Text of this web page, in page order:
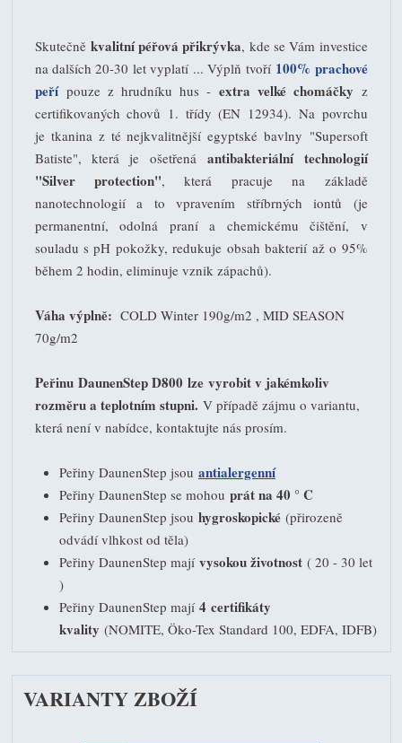
Skutečně kvalitní péřová přikrývka, kde se Vám investice
na dalších 20-30 let vyplatí ... Výplň tvoří 100% prachové
peřípouze z hrudníku hus - extra velké chomáčky z
certifikovaných chovů 1. třídy (EN 12934). Na povrchu
je tkanina z té nejkvalitnější egyptské bavlny "Supersoft
Batiste", která je ošetřenáantibakteriální technologií
"Silver protection", která pracuje na základě
nanotechnologií a to vpravením stříbrných iontů (je
permanentní, odolná praní a chemickému čištění, v
souladu s pH pokožky, redukuje obsah bakterií až o 95%
během 2 hodin, eliminuje vznik zápachů).
Váha výplně: COLD Winter 190g/m2 , MID SEASON
70g/m2
Peřinu DaunenStep D800 lze vyrobit v jakémkoliv
rozměru a teplotním stupni. V případě zájmu o variantu,
která není v nabídce, kontaktujte nás prosím.
Peřiny DaunenStep jsou antialergenní
Peřiny DaunenStep se mohou prát na 40 ° C
Peřiny DaunenStep jsou hygroskopické (přirozeně
odvádí vlhkost od těla)
Peřiny DaunenStep mají vysokou životnost ( 20 - 30 let
)
Peřiny DaunenStep mají 4 certifikáty
kvality (NOMITE, Öko-Tex Standard 100, EDFA, IDFB)
VARIANTY ZBOŽÍ